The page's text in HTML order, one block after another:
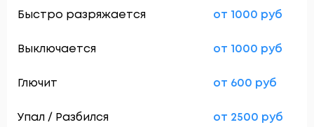
Быстро разряжается от 1000 руб
Выключается от 1000 руб
Глючит от 600 руб
Упал / Разбился от 2500 руб